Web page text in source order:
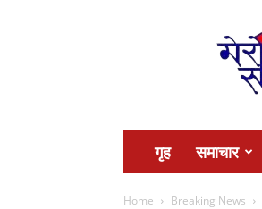
गृह समाचार
Home Breaking News